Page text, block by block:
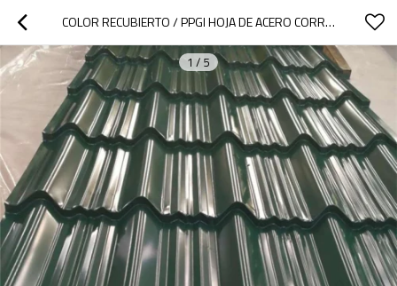
COLOR RECUBIERTO / PPGI HOJA DE ACERO CORRUGADO CON AZULEJO ESMALTADO
1 / 5